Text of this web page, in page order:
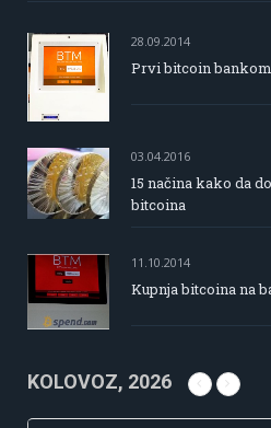
28.09.2014
Prvi bitcoin
03.04.2016
15 načina kako da
bitcoina
11.10.2014
Kupnja bitcoina na
KOLOVOZ, 2026